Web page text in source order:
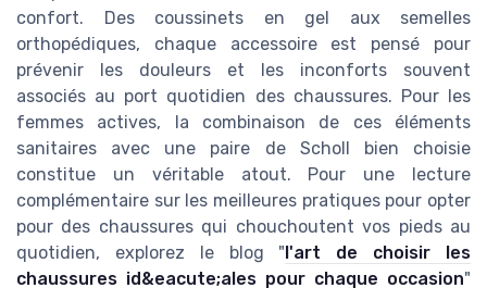
confort. Des coussinets en gel aux semelles
orthopédiques, chaque accessoire est pensé pour
prévenir les douleurs et les inconforts souvent
associés au port quotidien des chaussures. Pour les
femmes actives, la combinaison de ces éléments
sanitaires avec une paire de Scholl bien choisie
constitue un véritable atout. Pour une lecture
complémentaire sur les meilleures pratiques pour opter
pour des chaussures qui chouchoutent vos pieds au
quotidien, explorez le blog " l'art de choisir les
chaussures id&eacute;ales pour chaque occasion"